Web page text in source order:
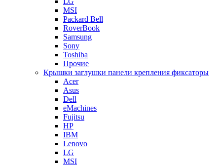
MSI
Packard Bell
RoverBook
Samsung
Sony
Toshiba
Прочие
Крышки заглушки панели крепления фиксаторы
Acer
Asus
Dell
eMachines
Fujitsu
HP
IBM
Lenovo
LG
MSI